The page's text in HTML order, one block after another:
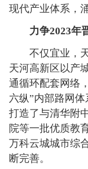
现代产业体系，
力争2023年
不仅宜业，
天河高新区以产
通循环配套网络
六纵”内部路网
打造了与清华附
院等一批优质教
万科云城城市综
断完善。